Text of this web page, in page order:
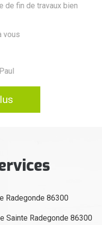
Radegonde 86300
Sainte Radegonde 86300